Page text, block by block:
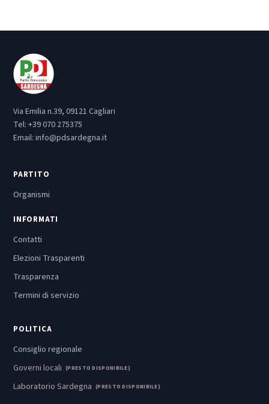
Via Emilia n.39, 09121 Cagliari
Tel: +39 070 275375
Email: info@pdsardegna.it
PARTITO
Organismi
INFORMATI
Contatti
Elezioni Trasparenti
Trasparenza
Termini di servizio
POLITICA
Consiglio regionale
Governi locali (PRESTO DISPONIBILE)
Laboratorio Sardegna (PRESTO DISPONIBILE)